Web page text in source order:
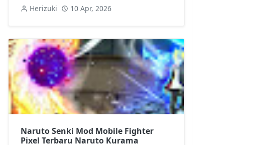
Herizuki 10 Apr, 2026
Naruto Senki Mod Mobile Fighter
Pixel Terbaru Naruto Kurama